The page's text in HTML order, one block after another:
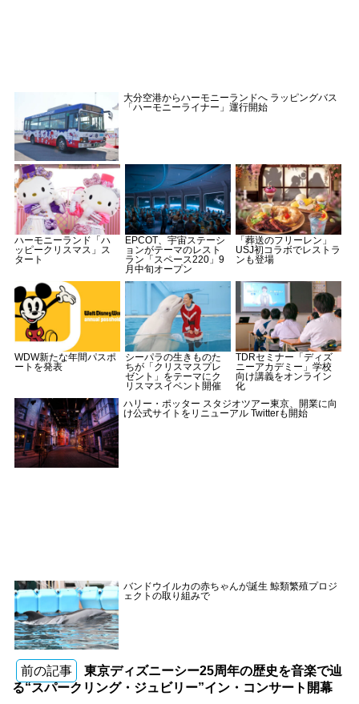
大分空港からハーモニーランドへ ラッピングバス
「ハーモニーライナー」運行開始
ハーモニーランド「ハ
ッピークリスマス」ス
タート
EPCOT、宇宙ステーシ
ョンがテーマのレスト
ラン「スペース220」9
月中旬オープン
「葬送のフリーレン」
USJ初コラボでレストラ
ンも登場
WDW新たな年間パスポ
ートを発表
シーパラの生きものた
ちが「クリスマスプレ
ゼント」をテーマにク
リスマスイベント開催
TDRセミナー「ディズ
ニーアカデミー」学校
向け講義をオンライン
化
ハリー・ポッター スタジオツアー東京、開業に向
け公式サイトをリニューアル Twitterも開始
バンドウイルカの赤ちゃんが誕生 鯨類繁殖プロジ
ェクトの取り組みで
前の記事
東京ディズニーシー25周年の歴史を音楽で辿
る“スパークリング・ジュビリー”イン・コンサート開幕